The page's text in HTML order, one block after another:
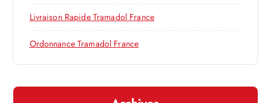
r
t
Livraison Rapide Tramadol France
Ordonnance Tramadol France